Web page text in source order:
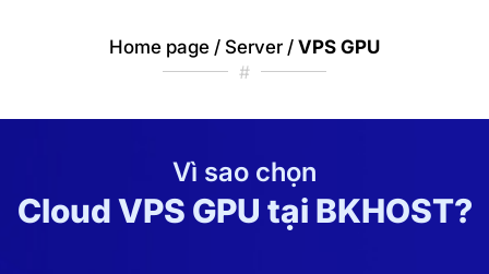
Home page / Server / VPS GPU
#
Vì sao chọn
Cloud VPS GPU tại BKHOST?